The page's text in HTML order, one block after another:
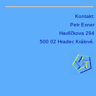
Kontakt:
Petr Exner
Havlíčkova 294
500 02 Hradec Králové.